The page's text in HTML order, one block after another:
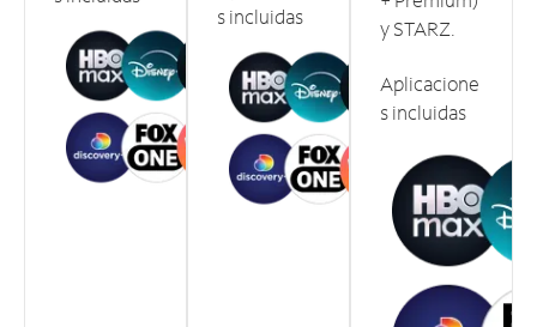
s incluidas
y STARZ.
Aplicacione
s incluidas